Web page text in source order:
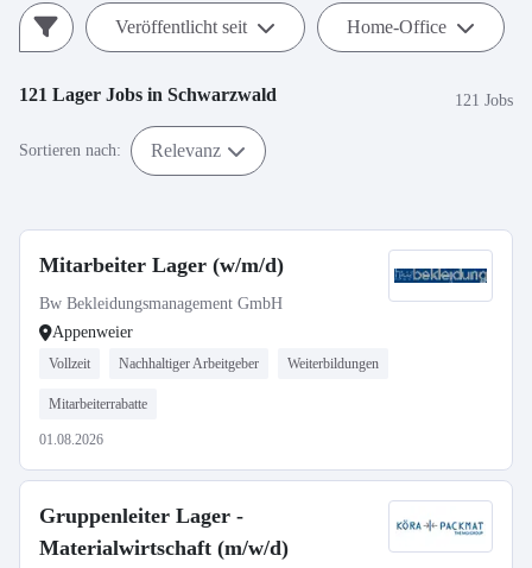
Veröffentlicht seit Home-Office
121 Lager Jobs in Schwarzwald 121 Jobs
Sortieren nach: Relevanz
Mitarbeiter Lager (w/m/d)
Bw Bekleidungsmanagement GmbH
Appenweier
Vollzeit Nachhaltiger Arbeitgeber Weiterbildungen
Mitarbeiterrabatte
01.08.2026
Gruppenleiter Lager -
Materialwirtschaft (m/w/d)